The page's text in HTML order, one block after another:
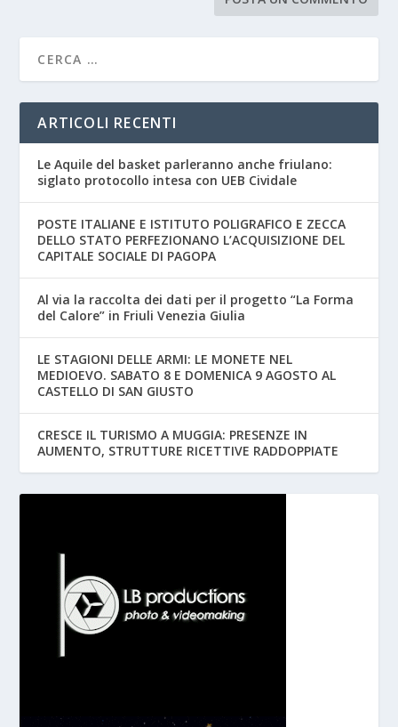
ARTICOLI RECENTI
Le Aquile del basket parleranno anche friulano:
siglato protocollo intesa con UEB Cividale
POSTE ITALIANE E ISTITUTO POLIGRAFICO E ZECCA
DELLO STATO PERFEZIONANO L’ACQUISIZIONE DEL
CAPITALE SOCIALE DI PAGOPA
Al via la raccolta dei dati per il progetto “La Forma
del Calore” in Friuli Venezia Giulia
LE STAGIONI DELLE ARMI: LE MONETE NEL
MEDIOEVO. SABATO 8 E DOMENICA 9 AGOSTO AL
CASTELLO DI SAN GIUSTO
CRESCE IL TURISMO A MUGGIA: PRESENZE IN
AUMENTO, STRUTTURE RICETTIVE RADDOPPIATE